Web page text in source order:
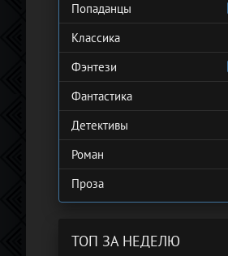
Попаданцы
Классика
Фэнтези
Фантастика
Детективы
Роман
Проза
ТОП ЗА НЕДЕЛЮ